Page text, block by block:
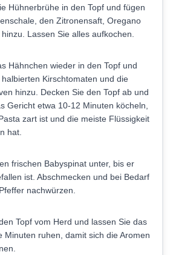
Hühnerbrühe in den Topf und fügen
den Zitronensaft, Oregano
Lassen Sie alles aufkochen.
Hähnchen wieder in den Topf und
Kirschtomaten und die
hinzu. Decken Sie den Topf ab und
Gericht etwa 10-12 Minuten köcheln,
zart ist und die meiste Flüssigkeit
hat.
frischen Babyspinat unter, bis er
ist. Abschmecken und bei Bedarf
nachwürzen.
Topf vom Herd und lassen Sie das
Minuten ruhen, damit sich die Aromen